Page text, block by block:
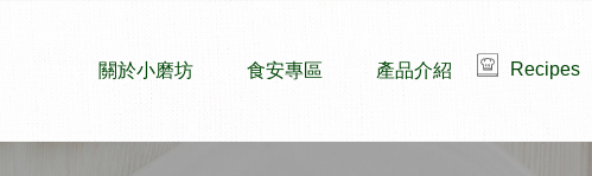
關於小磨坊 食安專區 產品介紹 Recipes